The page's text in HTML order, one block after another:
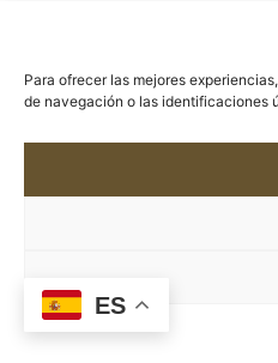
Para ofrecer las mejores
de navegación o las identificaciones
ES